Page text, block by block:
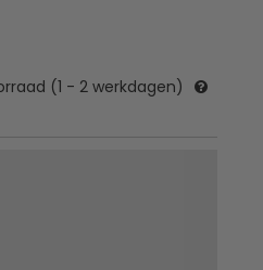
(1 - 2 werkdagen)